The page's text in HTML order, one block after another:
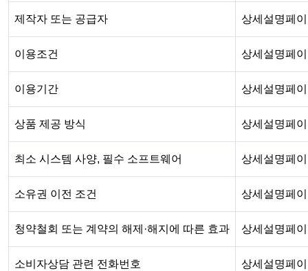
제작자 또는 공급자 상세설명페
이용조건 상세설명페
이용기간 상세설명페
상품 제공 방식 상세설명페
최소 시스템 사양, 필수 소프트웨어 상세설명페
소유권 이전 조건 상세설명페
청약철회 또는 계약의 해제·해지에 따른 효과 상세설명페
소비자상담 관련 전화번호 상세설명페